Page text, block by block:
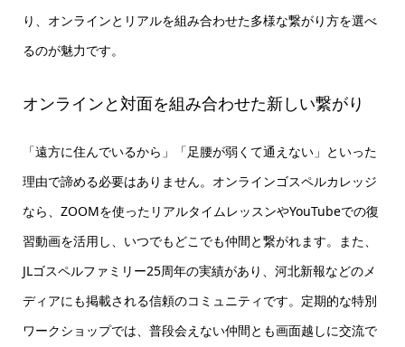
り、オンラインとリアルを組み合わせた多様な繋がり方を選べ
るのが魅力です。
オンラインと対面を組み合わせた新しい繋がり
「遠方に住んでいるから」「足腰が弱くて通えない」といった
理由で諦める必要はありません。オンラインゴスペルカレッジ
なら、ZOOMを使ったリアルタイムレッスンやYouTubeでの復
習動画を活用し、いつでもどこでも仲間と繋がれます。また、
JLゴスペルファミリー25周年の実績があり、河北新報などのメ
ディアにも掲載される信頼のコミュニティです。定期的な特別
ワークショップでは、普段会えない仲間とも画面越しに交流で